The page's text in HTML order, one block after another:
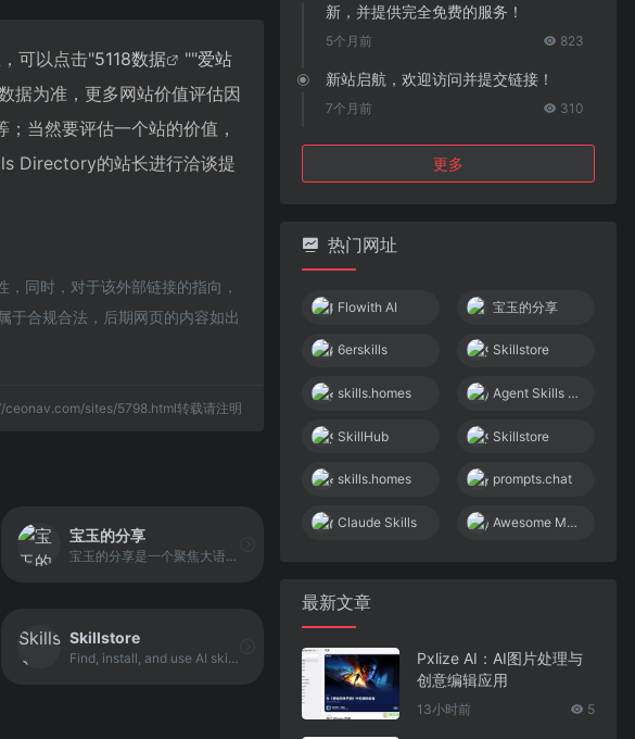
可以点击"5118数据 ""爱站
据为准，更多网站价值评估因
当然要评估一个站的价值，
Directory的站长进行洽谈提
同时，对于该外部链接的指向，
于合规合法，后期网页的内容如出
ceonav.com/sites/5798.html转载请注明
宝玉的分享
宝玉的分享是一个聚焦大语言模型、Prompt Engineering、软件工程与工程管理等方向的技术内容平台。该网站以博客形式为主，内容涵盖生成式 AI、开发实践、团队协作以及前端技术等多个领域。
Skillstore
Find, install, and use AI skills for Claude, Codex, and Claude Code
新，并提供完全免费的服务！
5个月前 823
新站启航，欢迎访问并提交链接！
7个月前 310
更多
热门网址
Flowith AI 宝玉的分享
6erskills Skillstore
skills.homes Agent Skills Me
SkillHub Skillstore
skills.homes prompts.chat
Claude Skills Awesome MCP Servers
最新文章
Pxlize AI：AI图片处理与
创意编辑应用
13小时前 5